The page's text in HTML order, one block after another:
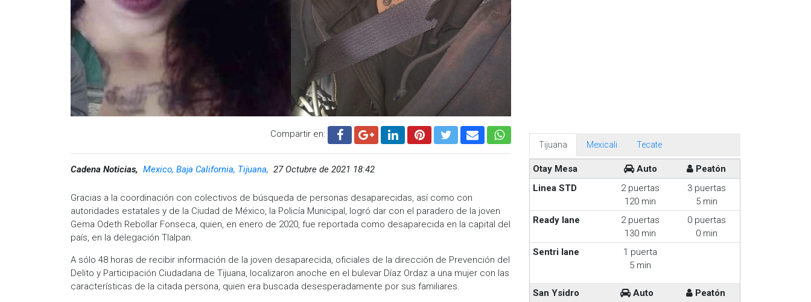
Compartir en:
Cadena Noticias, Mexico, Baja California, Tijuana, 27 Octubre de 2021 18:42
Gracias a la coordinación con colectivos de búsqueda de personas desaparecidas, así como con
autoridades estatales y de la Ciudad de México, la Policía Municipal, logró dar con el paradero de la joven
Gema Odeth Rebollar Fonseca, quien, en enero de 2020, fue reportada como desaparecida en la capital del
país, en la delegación Tlalpan.
A sólo 48 horas de recibir información de la joven desaparecida, oficiales de la dirección de Prevención del
Delito y Participación Ciudadana de Tijuana, localizaron anoche en el bulevar Díaz Ordaz a una mujer con las
características de la citada persona, quien era buscada desesperadamente por sus familiares.
Tijuana Mexicali Tecate
Otay Mesa Auto
Peatón
Linea STD
2 puertas
120 min
3 puertas
5 min
Ready lane
2 puertas
130 min
0 puertas
0 min
Sentri lane
1 puerta
5 min
San Ysidro Auto
Peatón